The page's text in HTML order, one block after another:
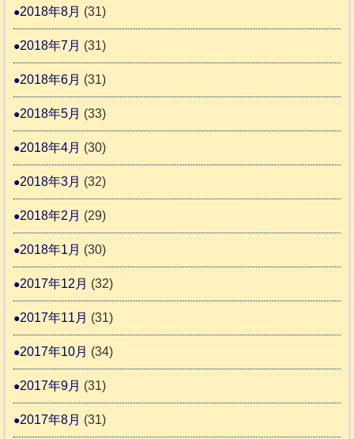
2018年8月 (31)
2018年7月 (31)
2018年6月 (31)
2018年5月 (33)
2018年4月 (30)
2018年3月 (32)
2018年2月 (29)
2018年1月 (30)
2017年12月 (32)
2017年11月 (31)
2017年10月 (34)
2017年9月 (31)
2017年8月 (31)